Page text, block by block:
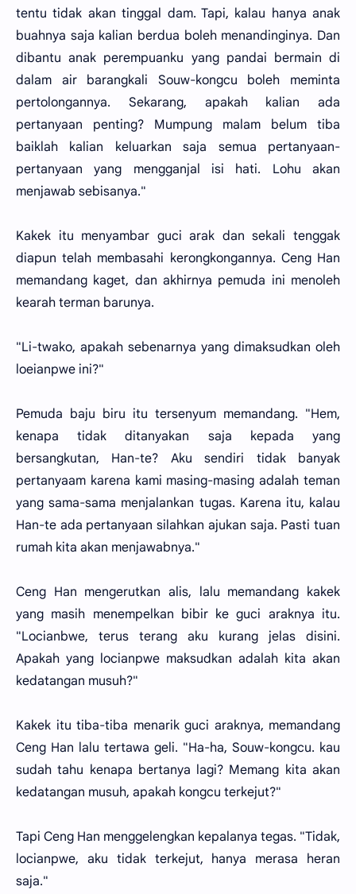
tentu tidak akan tinggal dam. Tapi, kalau hanya anak
buahnya saja kalian berdua boleh menandinginya. Dan
dibantu anak perempuanku yang pandai bermain di
dalam air barangkali Souw-kongcu boleh meminta
pertolongannya. Sekarang, apakah kalian ada
pertanyaan penting? Mumpung malam belum tiba
baiklah kalian keluarkan saja semua pertanyaan-
pertanyaan yang mengganjal isi hati. Lohu akan
menjawab sebisanya."
Kakek itu menyambar guci arak dan sekali tenggak
diapun telah membasahi kerongkongannya. Ceng Han
memandang kaget, dan akhirnya pemuda ini menoleh
kearah terman barunya.
"Li-twako, apakah sebenarnya yang dimaksudkan oleh
loeianpwe ini?"
Pemuda baju biru itu tersenyum memandang. "Hem,
kenapa tidak ditanyakan saja kepada yang
bersangkutan, Han-te? Aku sendiri tidak banyak
pertanyaam karena kami masing-masing adalah teman
yang sama-sama menjalankan tugas. Karena itu, kalau
Han-te ada pertanyaan silahkan ajukan saja. Pasti tuan
rumah kita akan menjawabnya."
Ceng Han mengerutkan alis, lalu memandang kakek
yang masih menempelkan bibir ke guci araknya itu.
"Locianbwe, terus terang aku kurang jelas disini.
Apakah yang locianpwe maksudkan adalah kita akan
kedatangan musuh?"
Kakek itu tiba-tiba menarik guci araknya, memandang
Ceng Han lalu tertawa geli. "Ha-ha, Souw-kongcu. kau
sudah tahu kenapa bertanya lagi? Memang kita akan
kedatangan musuh, apakah kongcu terkejut?"
Tapi Ceng Han menggelengkan kepalanya tegas. "Tidak,
locianpwe, aku tidak terkejut, hanya merasa heran
saja."